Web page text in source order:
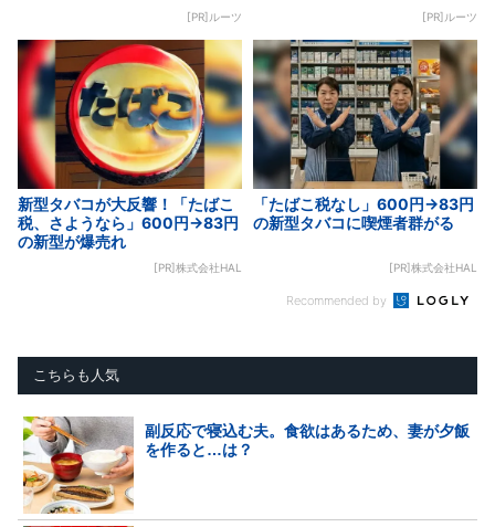
[PR]ルーツ [PR]ルーツ
新型タバコが大反響！「たばこ
税、さようなら」600円→83円
の新型が爆売れ
[PR]株式会社HAL
「たばこ税なし」600円→83円
の新型タバコに喫煙者群がる
[PR]株式会社HAL
Recommended by
こちらも人気
副反応で寝込む夫。食欲はあるため、妻が夕飯
を作ると…は？